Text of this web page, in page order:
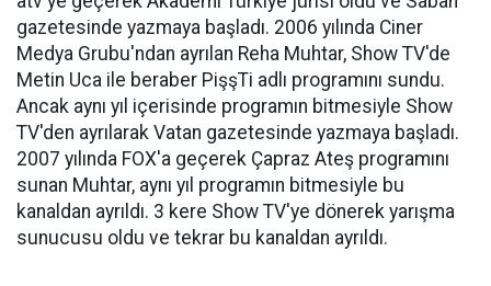
gazetesinde yazmaya başladı. 2006 yılında Ciner
Medya Grubu'ndan ayrılan Reha Muhtar, Show TV'de
Metin Uca ile beraber PişşTi adlı programını sundu.
Ancak aynı yıl içerisinde programın bitmesiyle Show
TV'den ayrılarak Vatan gazetesinde yazmaya başladı.
2007 yılında FOX'a geçerek Çapraz Ateş programını
sunan Muhtar, aynı yıl programın bitmesiyle bu
kanaldan ayrıldı. 3 kere Show TV'ye dönerek yarışma
sunucusu oldu ve tekrar bu kanaldan ayrıldı.